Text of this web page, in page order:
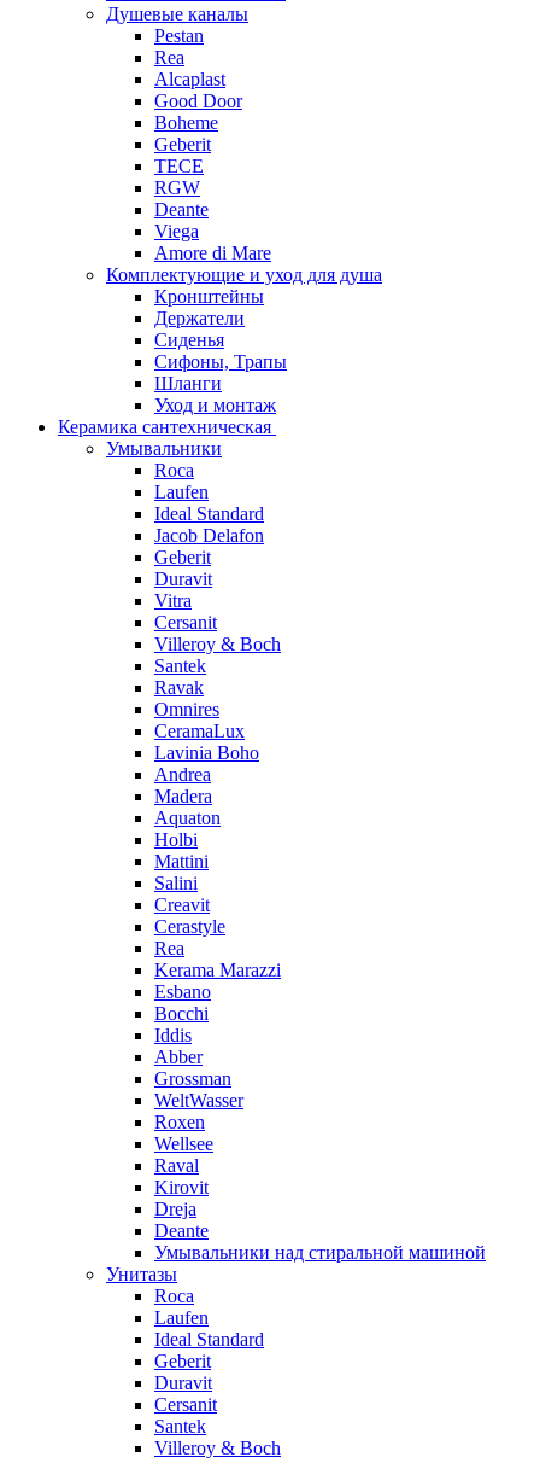
Душевые каналы
Pestan
Rea
Alcaplast
Good Door
Boheme
Geberit
TECE
RGW
Deante
Viega
Amore di Mare
Комплектующие и уход для душа
Кронштейны
Держатели
Сиденья
Сифоны, Трапы
Шланги
Уход и монтаж
Керамика сантехническая
Умывальники
Roca
Laufen
Ideal Standard
Jacob Delafon
Geberit
Duravit
Vitra
Cersanit
Villeroy & Boch
Santek
Ravak
Omnires
CeramaLux
Lavinia Boho
Andrea
Madera
Aquaton
Holbi
Mattini
Salini
Creavit
Cerastyle
Rea
Kerama Marazzi
Esbano
Bocchi
Iddis
Abber
Grossman
WeltWasser
Roxen
Wellsee
Raval
Kirovit
Dreja
Deante
Умывальники над стиральной машиной
Унитазы
Roca
Laufen
Ideal Standard
Geberit
Duravit
Cersanit
Santek
Villeroy & Boch